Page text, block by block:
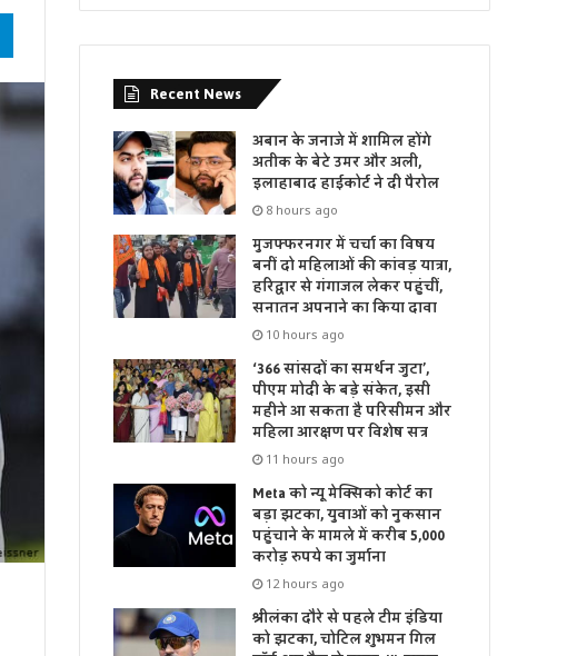
Telegram
Recent News
अबान के जनाजे में शामिल होंगे
अतीक के बेटे उमर और अली,
इलाहाबाद हाईकोर्ट ने दी पैरोल
8 hours ago
मुजफ्फरनगर में चर्चा का विषय
बनीं दो महिलाओं की कांवड़ यात्रा,
हरिद्वार से गंगाजल लेकर पहुंचीं,
सनातन अपनाने का किया दावा
10 hours ago
‘366 सांसदों का समर्थन जुटा’,
पीएम मोदी के बड़े संकेत, इसी
महीने आ सकता है परिसीमन और
महिला आरक्षण पर विशेष सत्र
11 hours ago
Meta को न्यू मेक्सिको कोर्ट का
बड़ा झटका, युवाओं को नुकसान
पहुंचाने के मामले में करीब 5,000
करोड़ रुपये का जुर्माना
12 hours ago
श्रीलंका दौरे से पहले टीम इंडिया
को झटका, चोटिल शुभमन गिल